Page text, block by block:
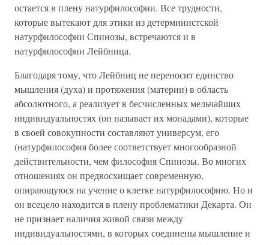
остается в плену натурфилософии. Все трудности,
которые вытекают для этики из детерминистской
натурфилософии Спинозы, встречаются и в
натурфилософии Лейбница.
Благодаря тому, что Лейбниц не переносит единство
мышления (духа) и протяжения (материи) в область
абсолютного, а реализует в бесчисленных мельчайших
индивидуальностях (он называет их монадами), которые
в своей совокупности составляют универсум, его
(натурфилософия более соответствует многообразной
действительности, чем философия Спинозы. Во многих
отношениях он предвосхищает современную,
опирающуюся на учение о клетке натурфилософию. Но и
он всецело находится в плену проблематики Декарта. Он
не признает наличия живой связи между
индивидуальностями, в которых соединены мышление и